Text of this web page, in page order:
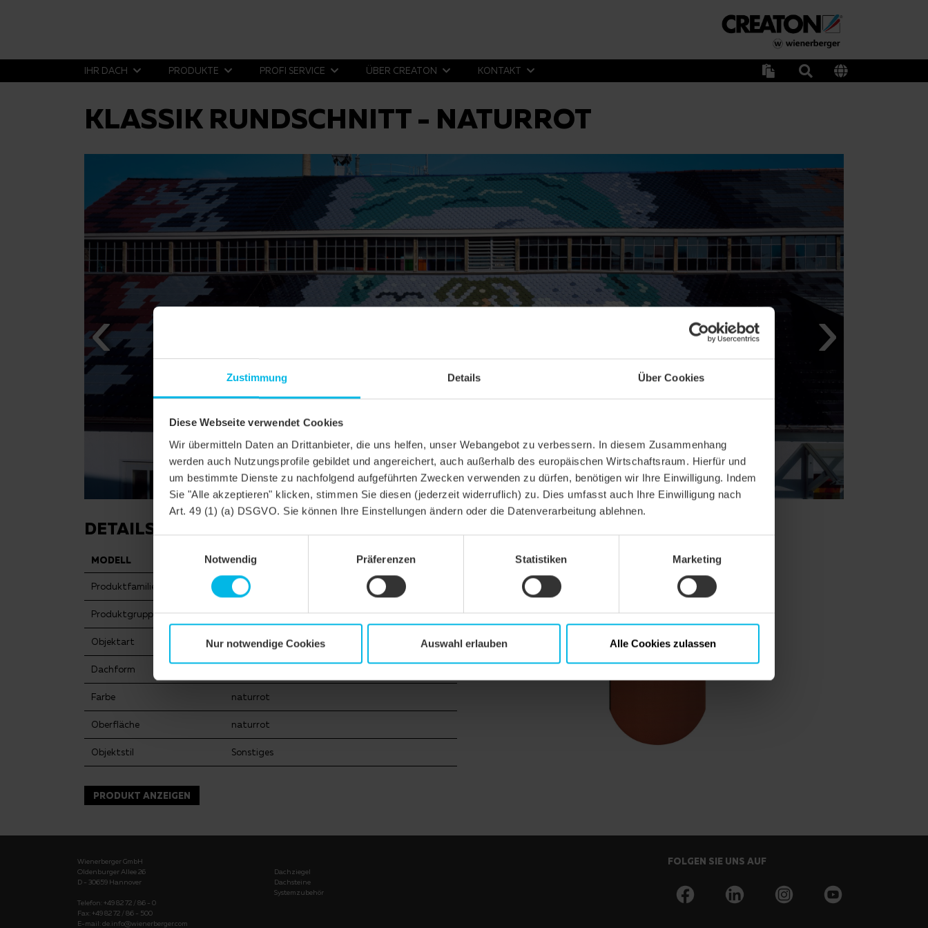
Zustimmung Details Über Cookies
Diese Webseite verwendet Cookies
Wir übermitteln Daten an Drittanbieter, die uns helfen, unser Webangebot zu verbessern. In diesem Zusammenhang
werden auch Nutzungsprofile gebildet und angereichert, auch außerhalb des europäischen Wirtschaftsraum. Hierfür und
um bestimmte Dienste zu nachfolgend aufgeführten Zwecken verwenden zu dürfen, benötigen wir Ihre Einwilligung. Indem
Sie "Alle akzeptieren" klicken, stimmen Sie diesen (jederzeit widerruflich) zu. Dies umfasst auch Ihre Einwilligung nach
Art. 49 (1) (a) DSGVO. Sie können Ihre Einstellungen ändern oder die Datenverarbeitung ablehnen.
Notwendig
Präferenzen Statistiken Marketing
Nur notwendige Cookies Auswahl erlauben Alle Cookies zulassen
IHR DACH PRODUKTE PROFI SERVICE ÜBER CREATON KONTAKT
KLASSIK RUNDSCHNITT - NATURROT
DETAILS
MODELL KLASSIK RUNDSCHNITT
Produktfamilie Biberschwanzziegel KLASSIK
Produktgruppe Dachziegel
Objektart Industriebau
Dachform
Farbe naturrot
Oberfläche naturrot
Objektstil Sonstiges
PRODUKT ANZEIGEN
Wienerberger GmbH
Oldenburger Allee 26
D - 30659 Hannover
Telefon: +49 82 72 / 86 - 0
Fax: +49 82 72 / 86 - 500
E-mail: de.info@wienerberger.com
Dachziegel
Dachsteine
Systemzubehör
FOLGEN SIE UNS AUF